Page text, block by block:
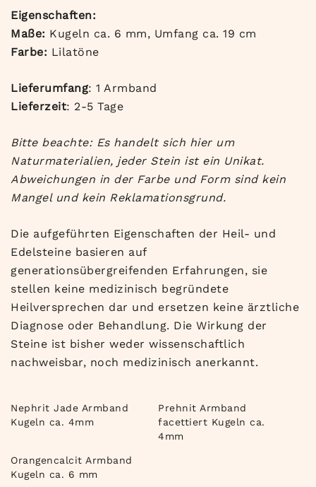
Eigenschaften:
Maße: Kugeln ca. 6 mm, Umfang ca. 19 cm
Farbe: Lilatöne
Lieferumfang: 1 Armband
Lieferzeit: 2-5 Tage
Bitte beachte: Es handelt sich hier um
Naturmaterialien, jeder Stein ist ein Unikat.
Abweichungen in der Farbe und Form sind kein
Mangel und kein Reklamationsgrund.
Die aufgeführten Eigenschaften der Heil- und
Edelsteine basieren auf
generationsübergreifenden Erfahrungen, sie
stellen keine medizinisch begründete
Heilversprechen dar und ersetzen keine ärztliche
Diagnose oder Behandlung. Die Wirkung der
Steine ist bisher weder wissenschaftlich
nachweisbar, noch medizinisch anerkannt.
Nephrit Jade Armband
Kugeln ca. 4mm
Prehnit Armband
facettiert Kugeln ca.
4mm
Orangencalcit Armband
Kugeln ca. 6 mm